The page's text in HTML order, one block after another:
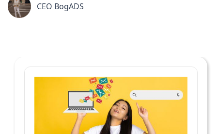
СЕО BogADS